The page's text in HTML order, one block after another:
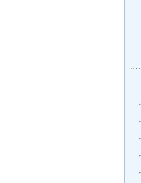
·
·
·
·
·